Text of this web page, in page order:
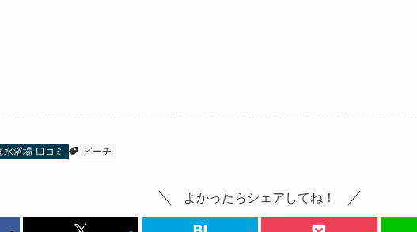
浴場-口コミ ビーチ
よかったらシェアしてね！